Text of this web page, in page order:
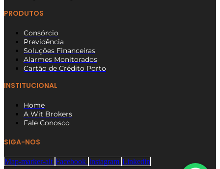
PRODUTOS
Consórcio
Previdência
Soluções Financeiras
Alarmes Monitorados
Cartão de Crédito Porto
INSTITUCIONAL
Home
A Wit Brokers
Fale Conosco
SIGA-NOS
Map-marker-alt Facebook Instagram Linkedin